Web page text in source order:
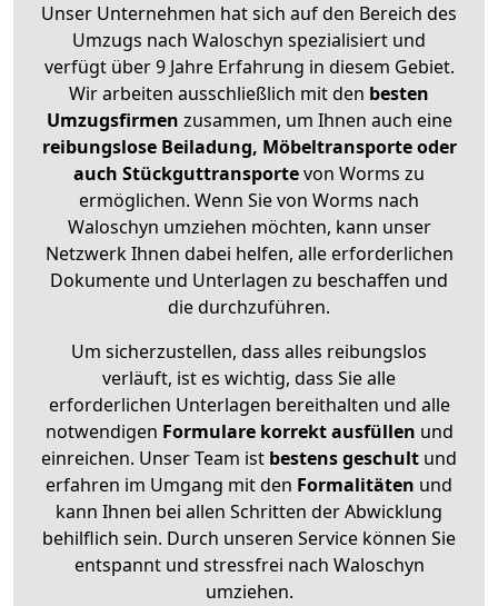
Unser Unternehmen hat sich auf den Bereich des
Umzugs nach Waloschyn spezialisiert und
verfügt über 9 Jahre Erfahrung in diesem Gebiet.
Wir arbeiten ausschließlich mit den besten
Umzugsfirmen zusammen, um Ihnen auch eine
reibungslose Beiladung, Möbeltransporte oder
auch Stückguttransportevon Worms zu
ermöglichen. Wenn Sie von Worms nach
Waloschyn umziehen möchten, kann unser
Netzwerk Ihnen dabei helfen, alle erforderlichen
Dokumente und Unterlagen zu beschaffen und
die durchzuführen.
Um sicherzustellen, dass alles reibungslos
verläuft, ist es wichtig, dass Sie alle
erforderlichen Unterlagen bereithalten und alle
notwendigen Formulare korrekt ausfüllen und
einreichen. Unser Team ist bestens geschult und
erfahren im Umgang mit den Formalitäten und
kann Ihnen bei allen Schritten der Abwicklung
behilflich sein. Durch unseren Service können Sie
entspannt und stressfrei nach Waloschyn
umziehen.